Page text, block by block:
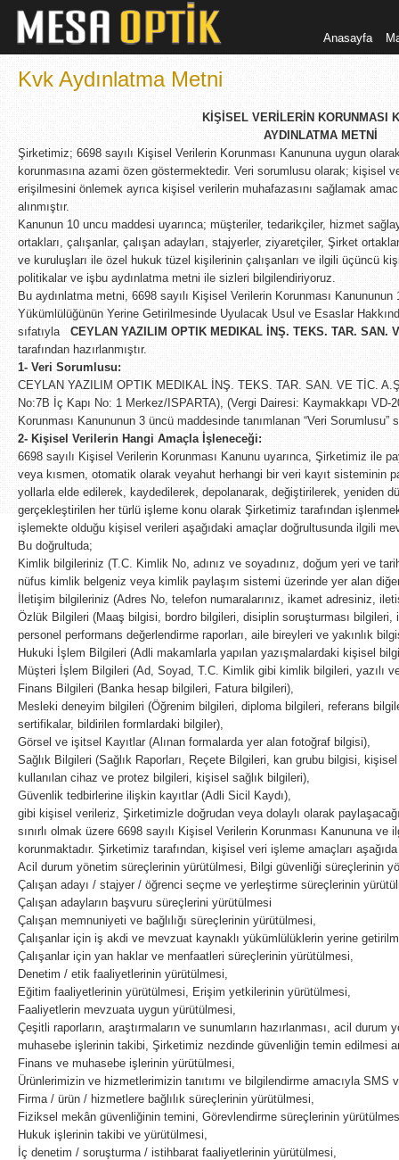
Anasayfa
Kvk Aydınlatma Metni
KİŞİSEL VERİLERİN KORUNMASI
AYDINLATMA METNİ
Şirketimiz; 6698 sayılı Kişisel Verilerin Korunması Kanununa uygun
korunmasına azami özen göstermektedir. Veri sorumlusu olarak; kişisel
erişilmesini önlemek ayrıca kişisel verilerin muhafazasını sağlamak
alınmıştır.
Kanunun 10 uncu maddesi uyarınca; müşteriler, tedarikçiler, hizmet
ortakları, çalışanlar, çalışan adayları, stajyerler, ziyaretçiler, Şirket
ve kuruluşları ile özel hukuk tüzel kişilerinin çalışanları ve ilgili üçüncü
politikalar ve işbu aydınlatma metni ile sizleri bilgilendiriyoruz.
Bu aydınlatma metni, 6698 sayılı Kişisel Verilerin Korunması
Yükümlülüğünün Yerine Getirilmesinde Uyulacak Usul ve Esaslar
sıfatıyla CEYLAN YAZILIM OPTIK MEDIKAL İNŞ. TEKS. TAR. SAN.
tarafından hazırlanmıştır.
1- Veri Sorumlusu:
CEYLAN YAZILIM OPTIK MEDIKAL İNŞ. TEKS. TAR. SAN. VE TİC.
No:7B İç Kapı No: 1 Merkez/ISPARTA), (Vergi Dairesi: Kaymakkapı VD-
Korunması Kanununun 3 üncü maddesinde tanımlanan “Veri
2- Kişisel Verilerin Hangi Amaçla İşleneceği:
6698 sayılı Kişisel Verilerin Korunması Kanunu uyarınca, Şirketimiz ile
veya kısmen, otomatik olarak veyahut herhangi bir veri kayıt sisteminin
yollarla elde edilerek, kaydedilerek, depolanarak, değiştirilerek, yeniden
gerçekleştirilen her türlü işleme konu olarak Şirketimiz tarafından
işlemekte olduğu kişisel verileri aşağıdaki amaçlar doğrultusunda ilgili
Bu doğrultuda;
Kimlik bilgileriniz (T.C. Kimlik No, adınız ve soyadınız, doğum yeri ve
nüfus kimlik belgeniz veya kimlik paylaşım sistemi üzerinde yer alan
İletişim bilgileriniz (Adres No, telefon numaralarınız, ikamet adresiniz,
Özlük Bilgileri (Maaş bilgisi, bordro bilgileri, disiplin soruşturması
personel performans değerlendirme raporları, aile bireyleri ve yakınlık
Hukuki İşlem Bilgileri (Adli makamlarla yapılan yazışmalardaki kişisel
Müşteri İşlem Bilgileri (Ad, Soyad, T.C. Kimlik gibi kimlik bilgileri, yazılı
Finans Bilgileri (Banka hesap bilgileri, Fatura bilgileri),
Mesleki deneyim bilgileri (Öğrenim bilgileri, diploma bilgileri, referans
sertifikalar, bildirilen formlardaki bilgiler),
Görsel ve işitsel Kayıtlar (Alınan formalarda yer alan fotoğraf bilgisi),
Sağlık Bilgileri (Sağlık Raporları, Reçete Bilgileri, kan grubu bilgisi,
kullanılan cihaz ve protez bilgileri, kişisel sağlık bilgileri),
Güvenlik tedbirlerine ilişkin kayıtlar (Adli Sicil Kaydı),
gibi kişisel verileriz, Şirketimizle doğrudan veya dolaylı olarak
sınırlı olmak üzere 6698 sayılı Kişisel Verilerin Korunması Kanununa
korunmaktadır. Şirketimiz tarafından, kişisel veri işleme amaçları
Acil durum yönetim süreçlerinin yürütülmesi, Bilgi güvenliği süreçlerinin
Çalışan adayı / stajyer / öğrenci seçme ve yerleştirme süreçlerinin
Çalışan adayların başvuru süreçlerini yürütülmesi
Çalışan memnuniyeti ve bağlılığı süreçlerinin yürütülmesi,
Çalışanlar için iş akdi ve mevzuat kaynaklı yükümlülüklerin yerine
Çalışanlar için yan haklar ve menfaatleri süreçlerinin yürütülmesi,
Denetim / etik faaliyetlerinin yürütülmesi,
Eğitim faaliyetlerinin yürütülmesi, Erişim yetkilerinin yürütülmesi,
Faaliyetlerin mevzuata uygun yürütülmesi,
Çeşitli raporların, araştırmaların ve sunumların hazırlanması, acil
muhasebe işlerinin takibi, Şirketimiz nezdinde güvenliğin temin edilmesi
Finans ve muhasebe işlerinin yürütülmesi,
Ürünlerimizin ve hizmetlerimizin tanıtımı ve bilgilendirme amacıyla
Firma / ürün / hizmetlere bağlılık süreçlerinin yürütülmesi,
Fiziksel mekân güvenliğinin temini, Görevlendirme süreçlerinin
Hukuk işlerinin takibi ve yürütülmesi,
İç denetim / soruşturma / istihbarat faaliyetlerinin yürütülmesi,